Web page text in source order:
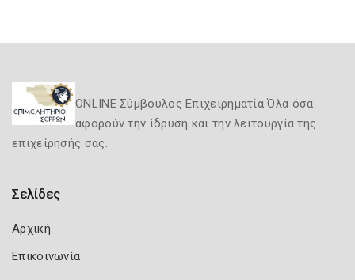
ONLINE Σύμβουλος Επιχειρηματία Όλα όσα
αφορούν την ίδρυση και την λειτουργία της
επιχείρησής σας.
Σελίδες
Αρχική
Επικοινωνία